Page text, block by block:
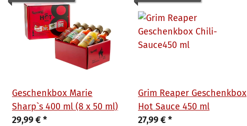
Geschenkbox Marie
Sharp`s 400 ml (8 x 50 ml)
29,99 €*
Grim Reaper Geschenkbox
Hot Sauce 450 ml
27,99 €*